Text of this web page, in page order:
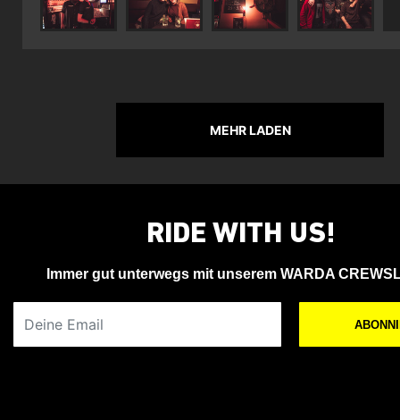
MEHR LADEN
RIDE WITH US!
Immer gut unterwegs mit unserem WARDA